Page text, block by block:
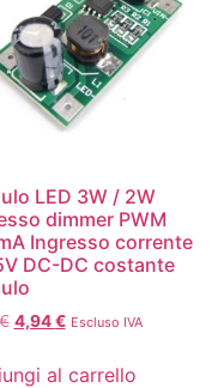
LED 3W / 2W
dimmer PWM
Ingresso corrente
DC-DC costante
4,94€ Escluso IVA
al carrello